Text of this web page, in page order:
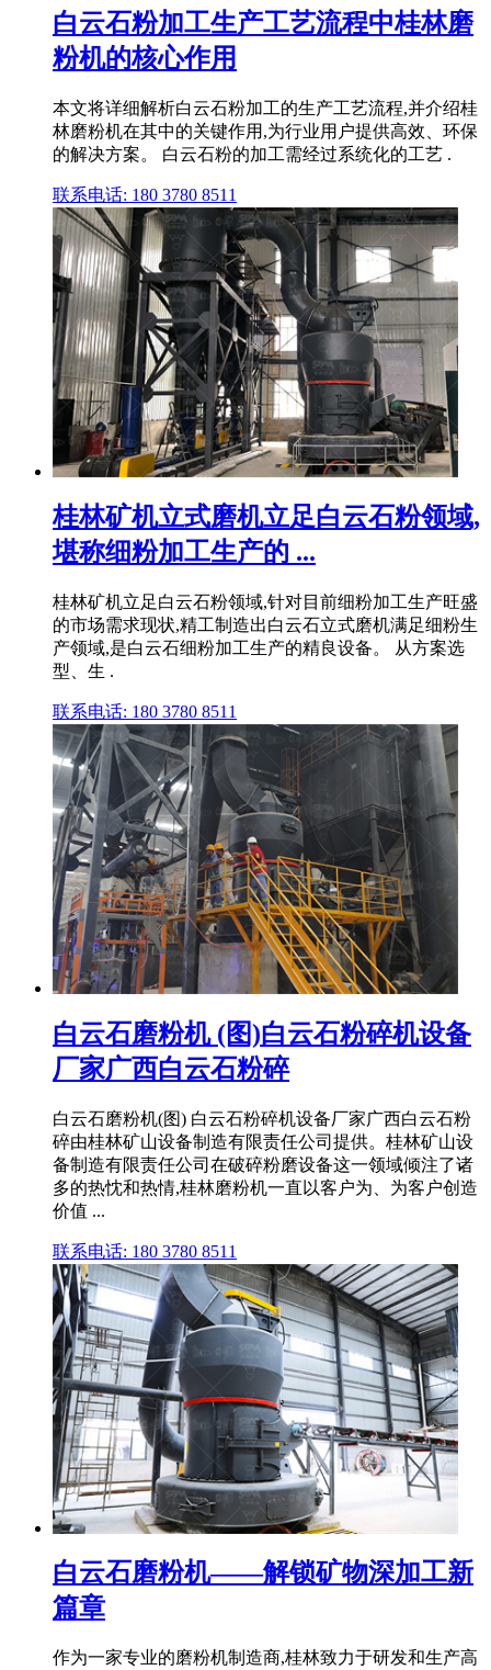
白云石粉加工生产工艺流程中桂林磨
粉机的核心作用
本文将详细解析白云石粉加工的生产工艺流程,并介绍桂
林磨粉机在其中的关键作用,为行业用户提供高效、环保
的解决方案。 白云石粉的加工需经过系统化的工艺 .
联系电话: 180 3780 8511
桂林矿机立式磨机立足白云石粉领域,
堪称细粉加工生产的 ...
桂林矿机立足白云石粉领域,针对目前细粉加工生产旺盛
的市场需求现状,精工制造出白云石立式磨机满足细粉生
产领域,是白云石细粉加工生产的精良设备。 从方案选
型、生 .
联系电话: 180 3780 8511
白云石磨粉机 (图)白云石粉碎机设备
厂家广西白云石粉碎
白云石磨粉机(图) 白云石粉碎机设备厂家广西白云石粉
碎由桂林矿山设备制造有限责任公司提供。桂林矿山设
备制造有限责任公司在破碎粉磨设备这一领域倾注了诸
多的热忱和热情,桂林磨粉机一直以客户为、为客户创造
价值 ...
联系电话: 180 3780 8511
白云石磨粉机——解锁矿物深加工新
篇章
作为一家专业的磨粉机制造商,桂林致力于研发和生产高